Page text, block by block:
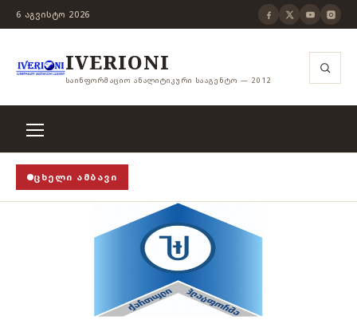
6 ᲐᲒᲕᲘᲡᲢᲝ 2026
IVERIONI
ᲡᲐᲘᲜᲤᲝᲠᲛᲐᲪᲘᲝ ᲐᲜᲐᲚᲘᲢᲘᲙᲣᲠᲘ ᲡᲐᲐᲒᲔᲜᲢᲝ — 2012
ᲪᲮᲔᲚᲘ ᲐᲛᲑᲐᲕᲘ
› როცა თვითცენზურის ჭანჭიკი მოშლილია,